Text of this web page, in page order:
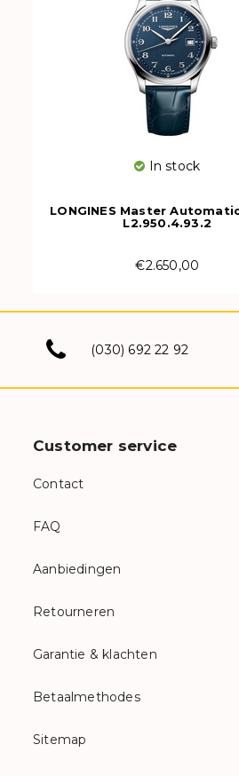
In stock
LONGINES Master
L2.950.4.93.2
€2.650,00
(030) 692 22 92
Customer service
Contact
FAQ
Aanbiedingen
Retourneren
Garantie & klachten
Betaalmethodes
Sitemap